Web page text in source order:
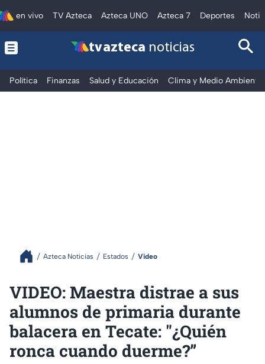
en vivo TV Azteca Azteca UNO Azteca 7 Deportes
tv azteca noticias
Política Finanzas Salud y Educación Clima y Medio Ambiente
Azteca Noticias Estados Video
VIDEO: Maestra distrae a sus
alumnos de primaria durante
balacera en Tecate: "¿Quién
ronca cuando duerme?”